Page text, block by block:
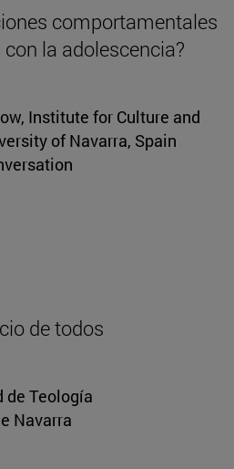
comportamentales
la adolescencia?
Institute for Culture and
of Navarra, Spain
de todos
de Teología
Navarra